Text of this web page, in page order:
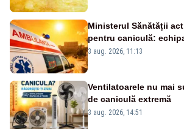
Ministerul Sănătății
pentru caniculă:
suplimentate, stocuri
3 aug. 2026, 11:13
Ventilatoarele nu mai
de caniculă extremă
3 aug. 2026, 14:51